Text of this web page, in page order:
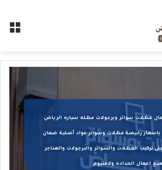
شركة تركيب السواتر في
حديد وقماشية وخشبية
مظلات سواتر وبرجولات مظله سياره الرياض
باسعار رخيصة مظلات وسواتر مواد أصلية ضمان
سنوات على تركيب المظلات والسواتر والبرجولات والهناجر
اعمال الحداده ولامنيوم